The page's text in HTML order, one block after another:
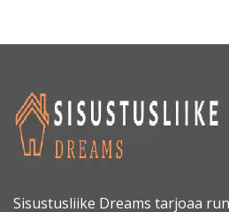
Sisustusliike Dreams tarjoaa